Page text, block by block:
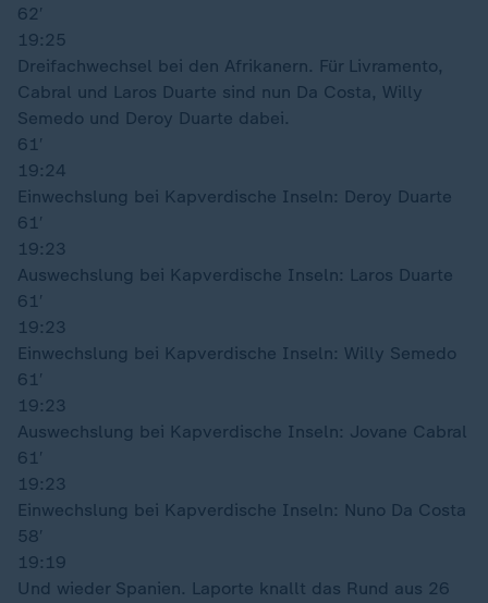
62′
19:25
Dreifachwechsel bei den Afrikanern. Für Livramento,
Cabral und Laros Duarte sind nun Da Costa, Willy
Semedo und Deroy Duarte dabei.
61′
19:24
Einwechslung bei Kapverdische Inseln: Deroy Duarte
61′
19:23
Auswechslung bei Kapverdische Inseln: Laros Duarte
61′
19:23
Einwechslung bei Kapverdische Inseln: Willy Semedo
61′
19:23
Auswechslung bei Kapverdische Inseln: Jovane Cabral
61′
19:23
Einwechslung bei Kapverdische Inseln: Nuno Da Costa
58′
19:19
Und wieder Spanien. Laporte knallt das Rund aus 26